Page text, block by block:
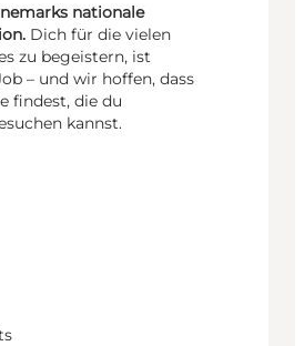
nationale
Dich für die vielen
zu begeistern, ist
– und wir hoffen, dass
findest, die du
kannst.